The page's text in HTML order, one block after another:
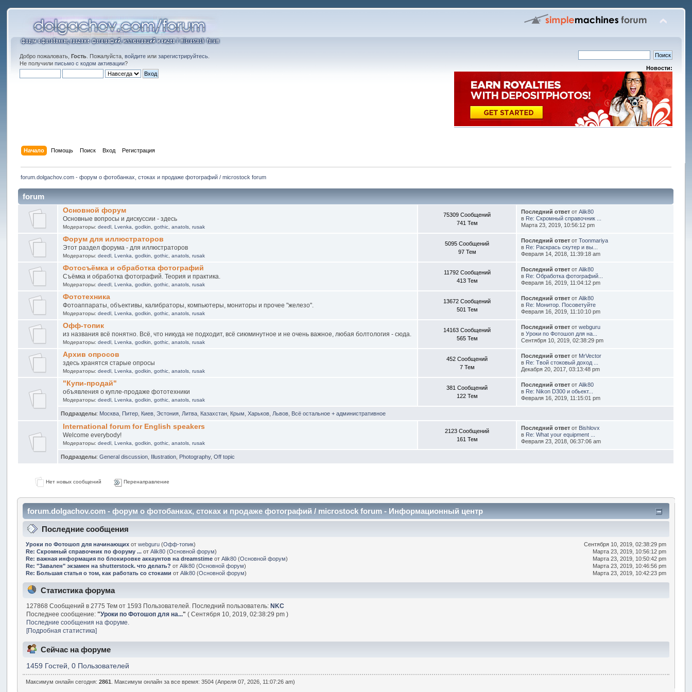
Добро пожаловать,Гость . Пожалуйста,войдите илизарегистрируйтесь
Не получилиписьмо с кодом активации?
Новости:
Начало Помощь Поиск Вход Регистрация
forum.dolgachov.com - форум о фотобанках, стоках и продаже фотографий / microstock forum
forum
Основной форум
Основные вопросы и дискуссии - здесь
Модераторы:deedl ,Lvenka ,godkin ,gothic ,anatols ,rusak
75309 Сообщений
741 Тем
Последний ответот Alik80
в Re: Скромный справочник ...
Марта 23, 2019, 10:56:12 pm
Форум для иллюстраторов
Этот раздел форума - для иллюстраторов
Модераторы:deedl ,Lvenka ,godkin ,gothic ,anatols ,rusak
5095 Сообщений
97 Тем
Последний ответот Toonmariya
в Re: Раскрась скутер и вы...
Февраля 14, 2018, 11:39:18 am
Фотосъёмка и обработка фотографий
Съёмка и обработка фотографий. Теория и практика.
Модераторы:deedl ,Lvenka ,godkin ,gothic ,anatols ,rusak
11792 Сообщений
413 Тем
Последний ответот Alik80
в Re: Обработка фотографий...
Февраля 16, 2019, 11:04:12 pm
Фототехника
Фотоаппараты, объективы, калибраторы, компьютеры, мониторы и прочее "железо".
Модераторы:deedl ,Lvenka ,godkin ,gothic ,anatols ,rusak
13672 Сообщений
501 Тем
Последний ответот Alik80
в Re: Монитор. Посоветуйте
Февраля 16, 2019, 11:10:10 pm
Офф-топик
из названия всё понятно. Всё, что никуда не подходит, всё сиюминутное и не очень важное, любая болтология - сюда.
Модераторы:deedl ,Lvenka ,godkin ,gothic ,anatols ,rusak
14163 Сообщений
565 Тем
Последний ответот webguru
в Уроки по Фотошоп для на...
Сентября 10, 2019, 02:38:29 pm
Архив опросов
здесь хранятся старые опросы
Модераторы:deedl ,Lvenka ,godkin ,gothic ,anatols ,rusak
452 Сообщений
7 Тем
Последний ответот MrVector
в Re: Твой стоковый доход ...
Декабря 20, 2017, 03:13:48 pm
"Купи-продай"
объявления о купле-продаже фототехники
Модераторы:deedl ,Lvenka ,godkin ,gothic ,anatols ,rusak
381 Сообщений
122 Тем
Последний ответот Alik80
в Re: Nikon D300 и обьект...
Февраля 16, 2019, 11:15:01 pm
Подразделы: Москва Питер Киев ,Эстония Литва Казахстан Крым ,Харьков Львов Всё остальное + административное
International forum for English speakers
Welcome everybody!
Модераторы:deedl ,Lvenka ,godkin ,gothic ,anatols ,rusak
2123 Сообщений
161 Тем
Последний ответот Bishlovx
в Re: What your equipment ...
Февраля 23, 2018, 06:37:06 am
Подразделы:General discussion Illustration Photography,Off topic
Нет новых сообщений Перенаправление
forum.dolgachov.com - форум о фотобанках, стоках и продаже фотографий / microstock forum - Информационный центр
Последние сообщения
Уроки по Фотошоп для начинающих отwebguru (Офф-топик)
Сентября 10, 2019, 02:38:29 pm
Re: Скромный справочник по форуму ... отAlik80 (Основной форум)
Марта 23, 2019, 10:56:12 pm
Re: важная информация по блокировке аккаунтов на dreamstime отAlik80 (Основной форум)
Марта 23, 2019, 10:50:42 pm
Re: "Завален" экзамен на shutterstock. что делать? отAlik80 (Основной форум)
Марта 23, 2019, 10:46:56 pm
Re: Большая статья о том, как работать со стоками отAlik80 (Основной форум) Марта 23, 2019, 10:42:23 pm
Статистика форума
127868 Сообщений в 2775 Тем от 1593 Пользователей. Последний пользователь: NKC
Последнее сообщение: "Уроки по Фотошоп для на..." ( Сентября 10, 2019, 02:38:29 pm )
Последние сообщения на форуме.
[Подробная статистика]
Сейчас на форуме
1459 Гостей, 0 Пользователей
Максимум онлайн сегодня: 2861 . Максимум онлайн за все время: 3504 (Апреля 07, 2026, 11:07:26 am)